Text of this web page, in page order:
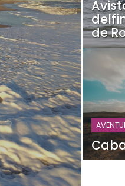
de